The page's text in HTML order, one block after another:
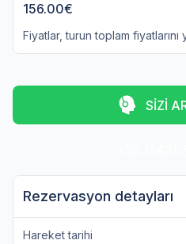
156.00€
Fiyatlar, turun toplam fiyatlarını
SİZİ
Rezervasyon detayları
Hareket tarihi